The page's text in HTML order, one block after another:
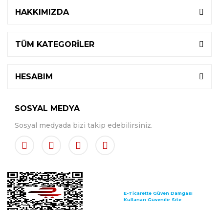
HAKKIMIZDA
TÜM KATEGORİLER
HESABIM
SOSYAL MEDYA
Sosyal medyada bizi takip edebilirsiniz.
E-Ticarette Güven Damgası
Kullanan Güvenilir Site